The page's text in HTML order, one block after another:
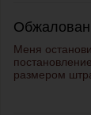
Меня
размером